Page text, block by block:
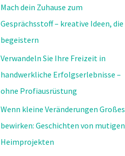
Mach dein Zuhause zum
Gesprächsstoff – kreative Ideen, die
begeistern
Verwandeln Sie Ihre Freizeit in
handwerkliche Erfolgserlebnisse –
ohne Profiausrüstung
Wenn kleine Veränderungen Großes
bewirken: Geschichten von mutigen
Heimprojekten